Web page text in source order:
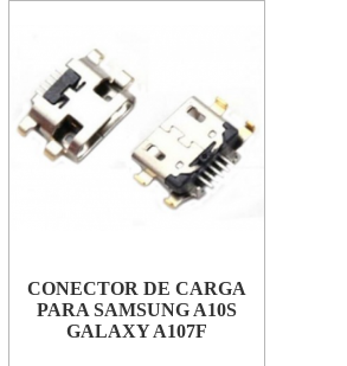
CONECTOR DE CARGA
PARA SAMSUNG A10S
GALAXY A107F